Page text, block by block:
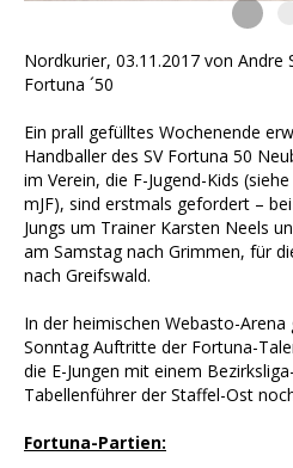
Nordkurier, 03.11.2017 von Andre
Fortuna ´50
Ein prall gefülltes Wochenende
Handballer des SV Fortuna 50
im Verein, die F-Jugend-Kids
mJF), sind erstmals gefordert –
Jungs um Trainer Karsten Neels
am Samstag nach Grimmen, für
nach Greifswald.
In der heimischen Webasto-
Sonntag Auftritte der Fortuna-
die E-Jungen mit einem
Tabellenführer der Staffel-Ost
Fortuna-Partien: